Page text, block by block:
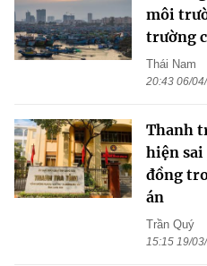
môi
trường
Thái Nam
20:43 06/
Thanh
hiện sai
đồng
án
Trần Quý
15:15 19/